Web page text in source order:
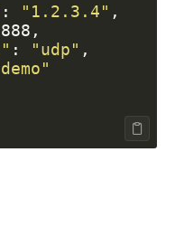
: "1.2.3.4"
: "udp"